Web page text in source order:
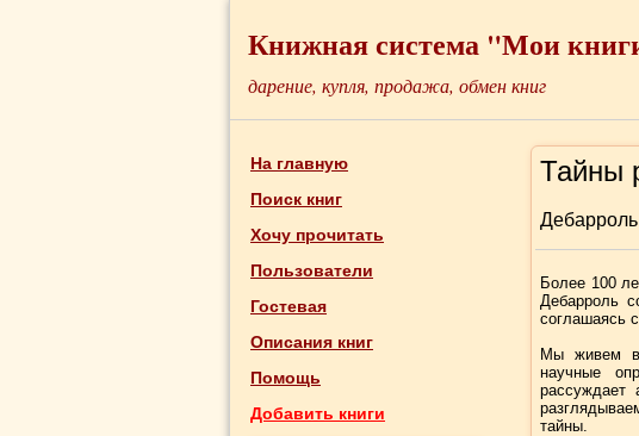
Книжная система "Мои
дарение, купля, продажа, обмен книг
На главную
Поиск книг
Хочу прочитать
Пользователи
Гостевая
Описания книг
Помощь
Добавить книги
Тайны
Более 100
Дебарроль
соглашаясь
Мы живем в
научные
рассуждает
тайны.